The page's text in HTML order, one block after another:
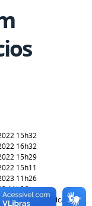
15h32
16h32
15h29
15h11
11h26
11h26
— última modificação